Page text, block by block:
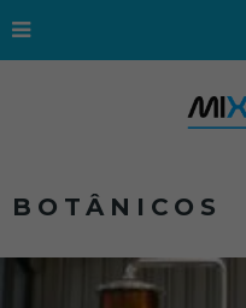
BOTÂNICOS